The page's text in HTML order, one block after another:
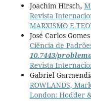
Joachim Hirsch,
Revista
MARXISMO E
José Carlos
Ciência de
10.7443/
Revista
Gabriel
ROWLANDS,
London: Hodder